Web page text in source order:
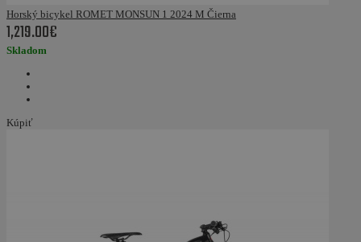
Horský bicykel ROMET MONSUN 1 2024 M Čierna
1,219.00€
Skladom
Kúpiť